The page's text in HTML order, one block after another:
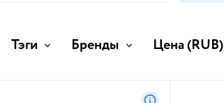
Тэги Бренды Цена(RUB)